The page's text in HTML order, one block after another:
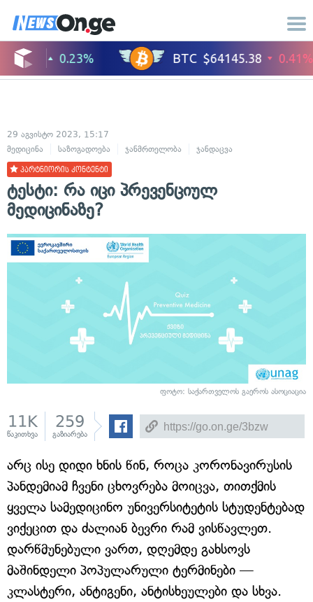
29 აგვისტო 2023, 15:17
მედიცინა
საზოგადოება ჯანმრთელობა ჯანდაცვა
პარტნიორის კონტენტი
ტესტი: რა იცი პრევენციულ
მედიცინაზე?
ფოტო: საქართველოს გაეროს ასოციაცია
11K
წაკითხვა
259
გაზიარება
არც ისე დიდი ხნის წინ, როცა კორონავირუსის
პანდემიამ ჩვენი ცხოვრება მოიცვა, თითქმის
ყველა სამედიცინო უნივერსიტეტის სტუდენტებად
ვიქეცით და ძალიან ბევრი რამ ვისწავლეთ.
დარწმუნებული ვართ, დღემდე გახსოვს
მაშინდელი პოპულარული ტერმინები —
კლასტერი, ანტიგენი, ანტისხეულები და სხვა.